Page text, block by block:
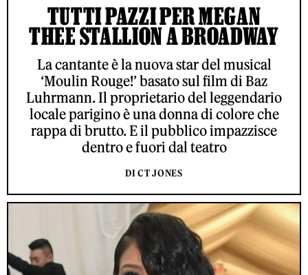
TUTTI PAZZI PER MEGAN
THEE STALLION A BROADWAY
La cantante è la nuova star del musical
‘Moulin Rouge!’ basato sul film di Baz
Luhrmann. Il proprietario del leggendario
locale parigino è una donna di colore che
rappa di brutto. E il pubblico impazzisce
dentro e fuori dal teatro
DI CT JONES